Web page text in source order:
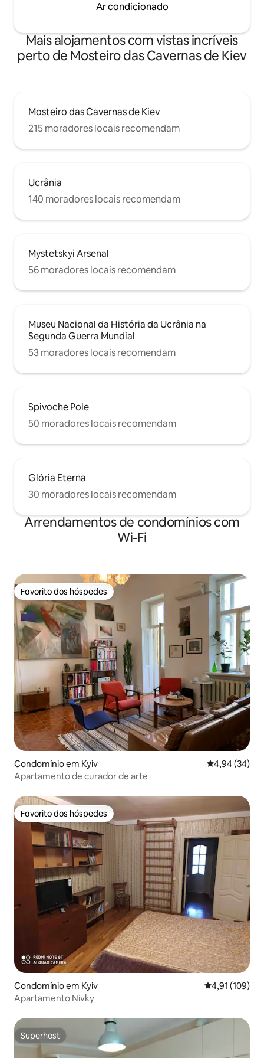
Ar condicionado
Mais alojamentos com vistas incríveis
perto de Mosteiro das Cavernas de Kiev
Mosteiro das Cavernas de Kiev
215 moradores locais recomendam
Ucrânia
140 moradores locais recomendam
Mystetskyi Arsenal
56 moradores locais recomendam
Museu Nacional da História da Ucrânia na
Segunda Guerra Mundial
53 moradores locais recomendam
Spivoche Pole
50 moradores locais recomendam
Glória Eterna
30 moradores locais recomendam
Arrendamentos de condomínios com
Wi-Fi
Favorito dos hóspedes
Favorito dos hóspedes
Condomínio em Kyiv Classificação
4,94 (34)
Apartamento de curador de arte
Favorito dos hóspedes
Favorito dos hóspedes
Condomínio em Kyiv Classificação
4,91 (109)
Apartamento Nivky
Superhost
Superhost